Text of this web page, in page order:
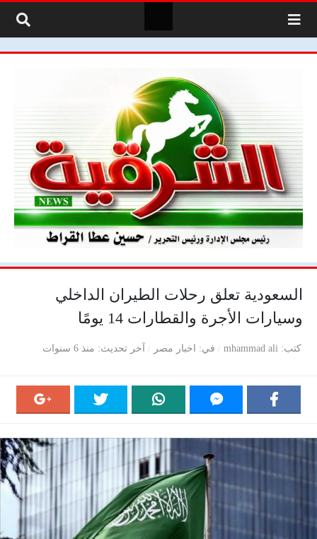
السعودية تعلق رحلات الطيران الداخلي
وسيارات الأجرة والقطارات 14 يومًا
كتب mhammad ali في اخبار مصر آخر تحديث منذ 6 سنوات